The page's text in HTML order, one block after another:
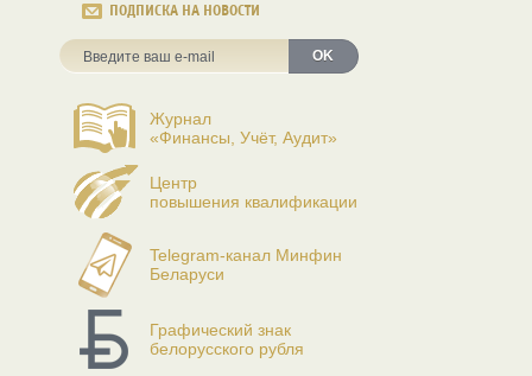
ПОДПИСКА НА НОВОСТИ
OK
Журнал
«Финансы, Учёт, Аудит»
Центр
повышения квалификации
Telegram-канал Минфин
Беларуси
Графический знак
белорусского рубля